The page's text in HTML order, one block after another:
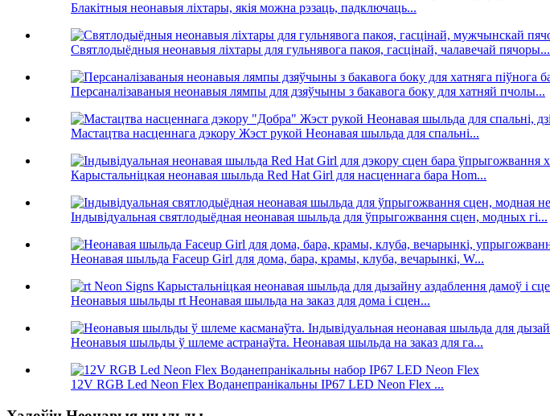
Блакітныя неонавыя ліхтары, якія можна рэзаць, падключаць...
Святлодыёдныя неонавыя ліхтары для гульнявога пакоя, гасцінай, чалавечай пячоры...
Персаналізаваныя неонавыя лямпы для дзяўчыны з бакавога боку для хатняй пчолы...
Мастацтва насценнага дэкору Жэст рукой Неонавая шыльда для спальні...
Карыстальніцкая неонавая шыльда Red Hat Girl для насценнага бара Hom...
Індывідуальная святлодыёдная неонавая шыльда для ўпрыгожвання сцен, модных гі...
Неонавая шыльда Faceup Girl для дома, бара, крамы, клуба, вечарынкі, W...
Неонавыя шыльды rt Неонавая шыльда на заказ для дома і сцен...
Неонавыя шыльды ў шлеме астранаўта. Неонавая шыльда на заказ для га...
12V RGB Led Neon Flex Воданепранікальны IP67 LED Neon Flex ...